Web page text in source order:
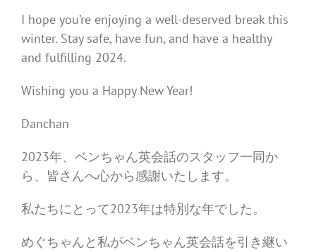
I hope you’re enjoying a well-deserved break this
winter. Stay safe, have fun, and have a healthy
and fulfilling 2024.
Wishing you a Happy New Year!
Danchan
2023年、ベンちゃん英会話のスタッフ一同か
ら、皆さんへ心から感謝いたします。
私たちにとって2023年は特別な年でした。
めぐちゃんと私がベンちゃん英会話を引き継い